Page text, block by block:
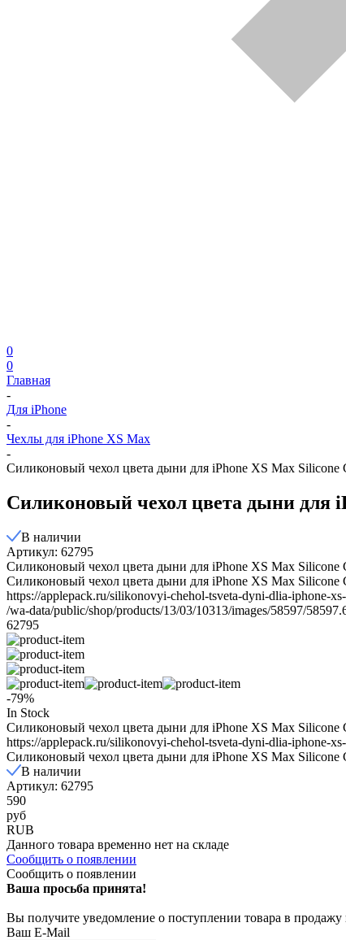
0
0
Главная
-
Для iPhone
-
Чехлы для iPhone XS Max
-
Силиконовый чехол цвета дыни для iPhone XS Max Silicone
Силиконовый чехол цвета дыни для
В наличии
Артикул: 62795
Силиконовый чехол цвета дыни для iPhone XS Max Silicone
Силиконовый чехол цвета дыни для iPhone XS Max Silicone
https://applepack.ru/silikonovyi-chehol-tsveta-dyni-dlia-iphone-
/wa-data/public/shop/products/13/03/10313/images/58597/
62795
-79%
In Stock
Силиконовый чехол цвета дыни для iPhone XS Max Silicone
https://applepack.ru/silikonovyi-chehol-tsveta-dyni-dlia-iphone-
Силиконовый чехол цвета дыни для iPhone XS Max Silicone
В наличии
Артикул: 62795
590
руб
RUB
Данного товара временно нет на складе
Сообщить о появлении
Сообщить о появлении
Ваша просьба принята!
Вы получите уведомление о поступлении товара в
Ваш E-Mail